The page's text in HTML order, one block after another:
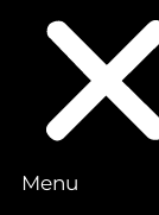
Menu